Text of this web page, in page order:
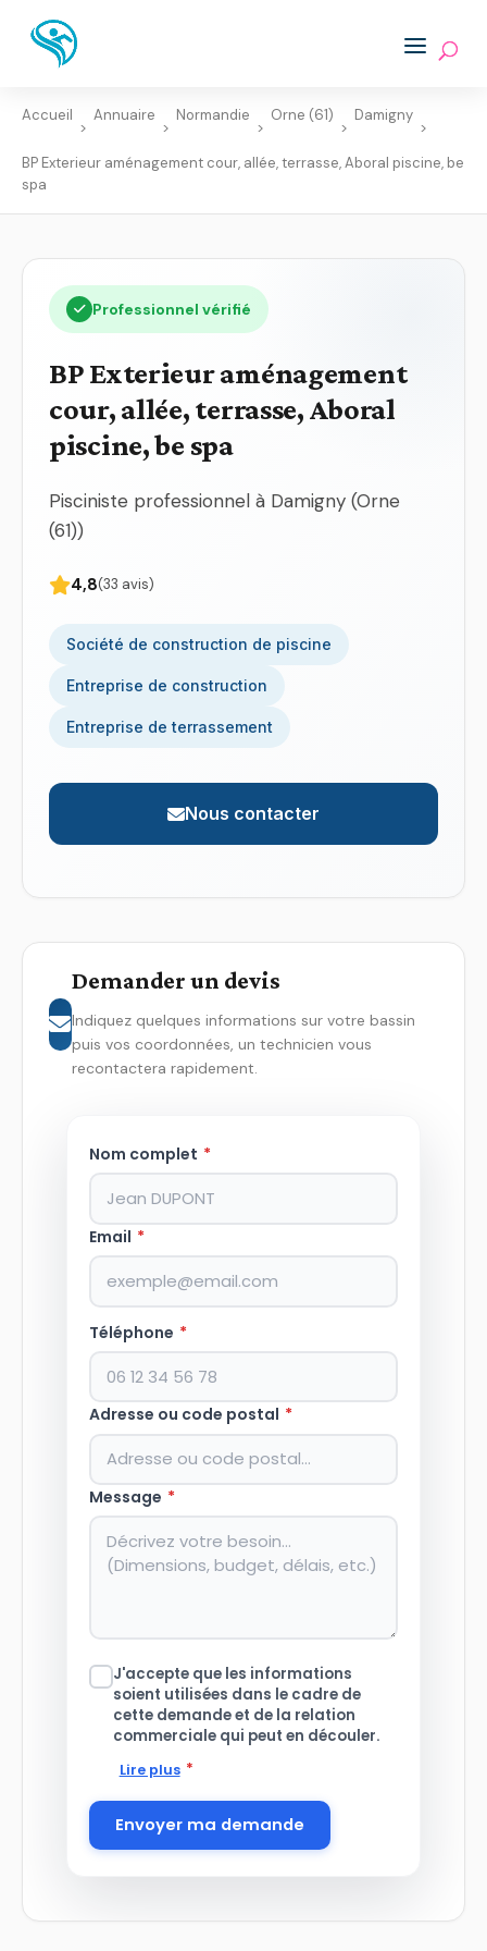
Accueil
>
Annuaire
>
Normandie
>
Orne (61)
>
Damigny
>
BP Exterieur aménagement cour, allée, terrasse, Aboral piscine, be
spa
Professionnel vérifié
BP Exterieur aménagement
cour, allée, terrasse, Aboral
piscine, be spa
Pisciniste professionnel à Damigny (Orne
(61))
4,8(33 avis)
Société de construction de piscine
Entreprise de construction
Entreprise de terrassement
Nous contacter
Demander un devis
Indiquez quelques informations sur votre bassin
puis vos coordonnées, un technicien vous
recontactera rapidement.
Nom complet *
Email *
Téléphone *
Adresse ou code postal *
Message *
J'accepte que les informations
soient utilisées dans le cadre de
cette demande et de la relation
commerciale qui peut en découler.
Lire plus *
Envoyer ma demande